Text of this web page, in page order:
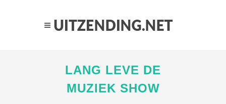
LANG LEVE DE
MUZIEK SHOW